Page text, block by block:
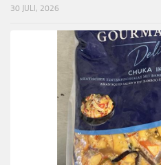
30 JULI, 2026